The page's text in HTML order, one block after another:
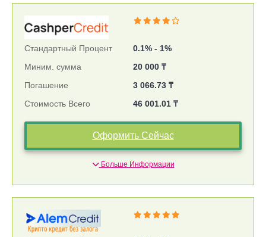
Стандартный Процент
0.1% - 1%
Миним. сумма
20 000 ₸
Погашение
3 066.73 ₸
Стоимость Всего
46 001.01 ₸
Оформить Сейчас
Больше Информации